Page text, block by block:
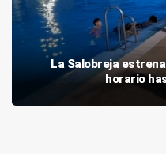
La Salobreja
horario